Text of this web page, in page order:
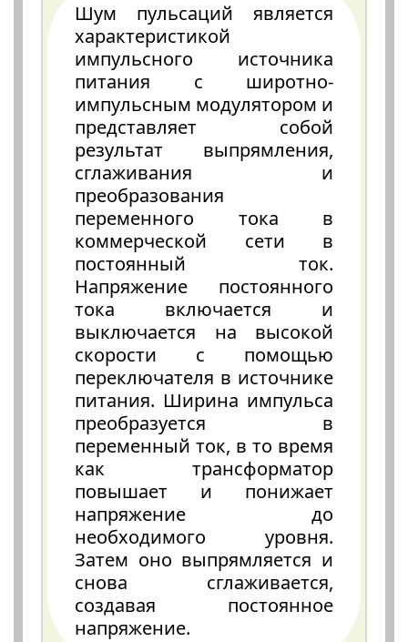
Шум пульсаций является
характеристикой
импульсного источника
питания с широтно-
импульсным модулятором и
представляет собой
результат выпрямления,
сглаживания и
преобразования
переменного тока в
коммерческой сети в
постоянный ток.
Напряжение постоянного
тока включается и
выключается на высокой
скорости с помощью
переключателя в источнике
питания. Ширина импульса
преобразуется в
переменный ток, в то время
как трансформатор
повышает и понижает
напряжение до
необходимого уровня.
Затем оно выпрямляется и
снова сглаживается,
создавая постоянное
напряжение.